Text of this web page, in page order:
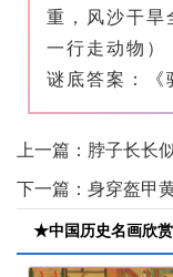
重，风沙干旱
一行走动物）
谜底答案：《
上一篇： 脖子长长
领，奔跑赛过千里
击..
下一篇： 身穿盔甲
马，百兽之中它称
看..
★中国历史名画欣